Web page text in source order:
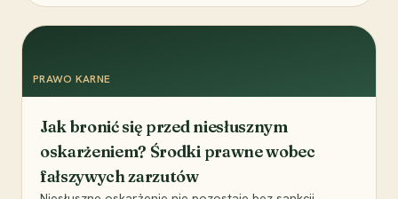
PRAWO KARNE
Jak bronić się przed niesłusznym
oskarżeniem? Środki prawne wobec
fałszywych zarzutów